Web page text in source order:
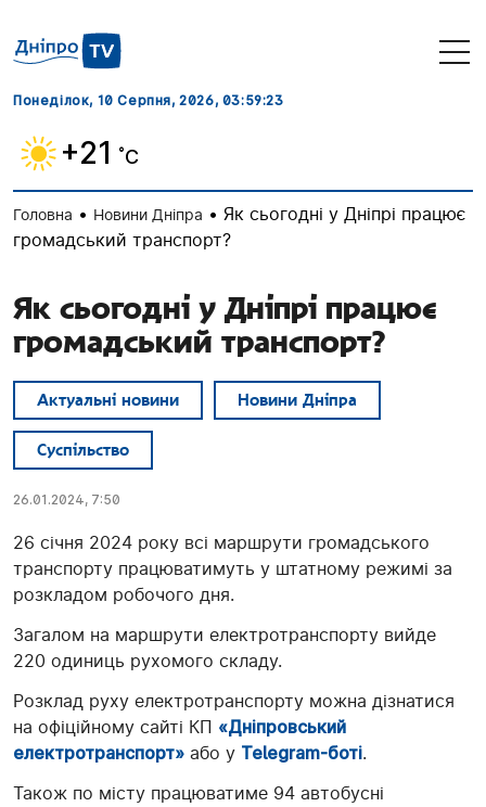
Понеділок, 10 Серпня, 2026, 03:59:24
+21 ˚C
Головна • Новини Дніпра • Як сьогодні у Дніпрі працює
громадський транспорт?
Як сьогодні у Дніпрі працює
громадський транспорт?
Актуальні новини Новини Дніпра
Суспільство
26.01.2024, 7:50
26 січня 2024 року всі маршрути громадського
транспорту працюватимуть у штатному режимі за
розкладом робочого дня.
Загалом на маршрути електротранспорту вийде
220 одиниць рухомого складу.
Розклад руху електротранспорту можна дізнатися
на офіційному сайті КП «Дніпровський
електротранспорт» або у Telegram-боті.
Також по місту працюватиме 94 автобусні